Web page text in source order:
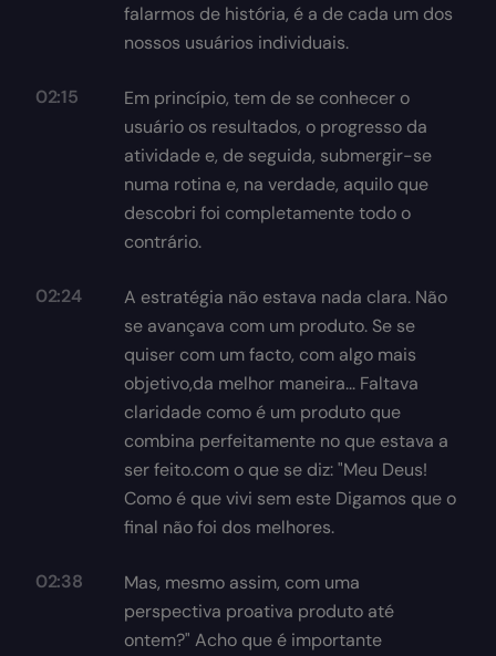
falarmos de história, é a de cada um dos
nossos usuários individuais.
02:15
Em princípio, tem de se conhecer o
usuário os resultados, o progresso da
atividade e, de seguida, submergir-se
numa rotina e, na verdade, aquilo que
descobri foi completamente todo o
contrário.
02:24
A estratégia não estava nada clara. Não
se avançava com um produto. Se se
quiser com um facto, com algo mais
objetivo,da melhor maneira... Faltava
claridade como é um produto que
combina perfeitamente no que estava a
ser feito.com o que se diz: "Meu Deus!
Como é que vivi sem este Digamos que o
final não foi dos melhores.
02:38
Mas, mesmo assim, com uma
perspectiva proativa produto até
ontem?" Acho que é importante